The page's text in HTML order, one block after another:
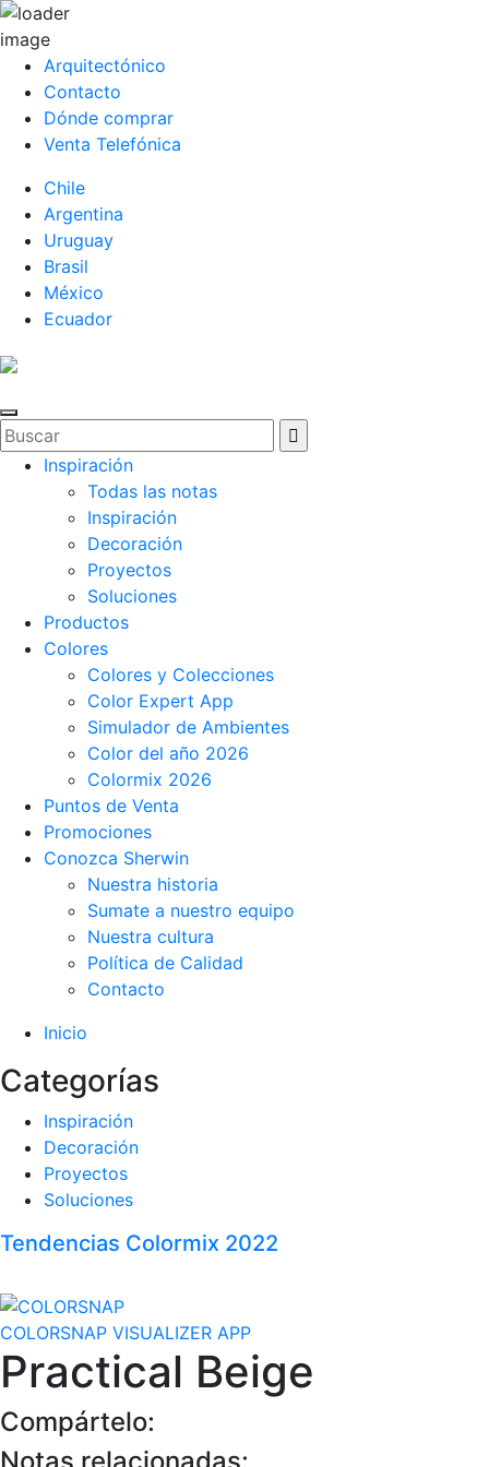
Arquitectónico
Contacto
Dónde comprar
Venta Telefónica
Chile
Argentina
Uruguay
Brasil
México
Ecuador
Inspiración
Todas las notas
Inspiración
Decoración
Proyectos
Soluciones
Productos
Colores
Colores y Colecciones
Color Expert App
Simulador de Ambientes
Color del año 2026
Colormix 2026
Puntos de Venta
Promociones
Conozca Sherwin
Nuestra historia
Sumate a nuestro equipo
Nuestra cultura
Política de Calidad
Contacto
Inicio
Categorías
Inspiración
Decoración
Proyectos
Soluciones
Tendencias Colormix 2022
COLORSNAP VISUALIZER APP
Practical Beige
Compártelo:
Notas relacionadas: